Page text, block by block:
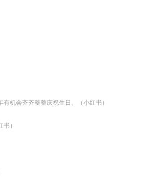
机会齐齐整整庆祝生日。（小红书）
）